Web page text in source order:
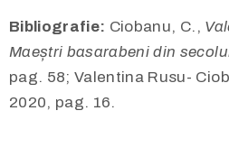
Bibliografie: Ciobanu, C.,
Maeștri basarabeni din
pag. 58; Valentina Rusu-
2020, pag. 16.